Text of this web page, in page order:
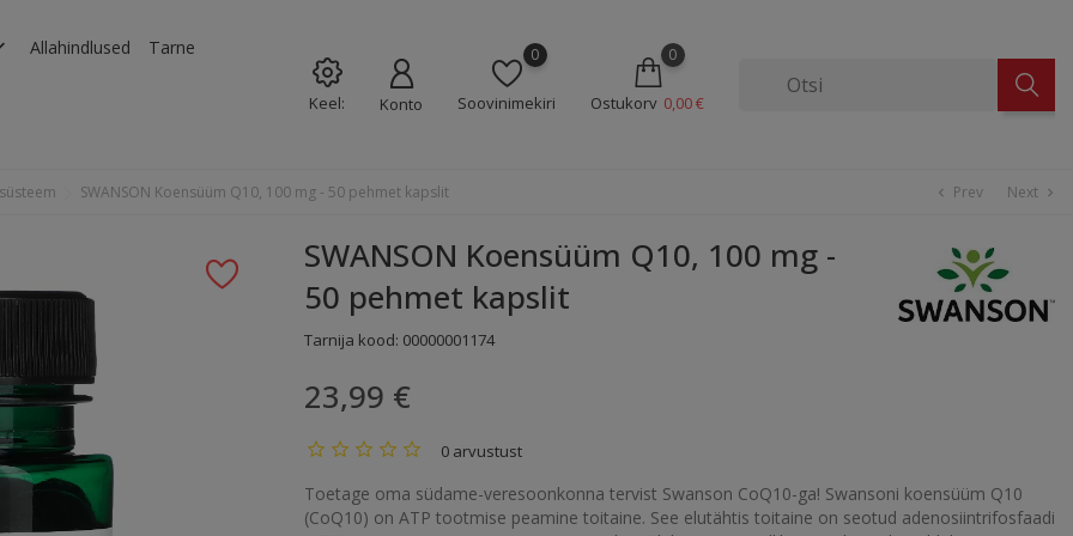
Allahindlused Tarne
Keel: Konto
0
Soovinimekiri
0
Ostukorv 0,00 €
SWANSON Koensüüm Q10, 100 mg - 50 pehmet kapslit chevron_left Prev Next chevron_right
SWANSON Koensüüm Q10, 100 mg -
50 pehmet kapslit
Tarnija kood: 00000001174
23,99 €
0 arvustust
Toetage oma südame-veresoonkonna tervist Swanson CoQ10-ga! Swansoni koensüüm Q10
(CoQ10) on ATP tootmise peamine toitaine. See elutähtis toitaine on seotud adenosiintrifosfaadi